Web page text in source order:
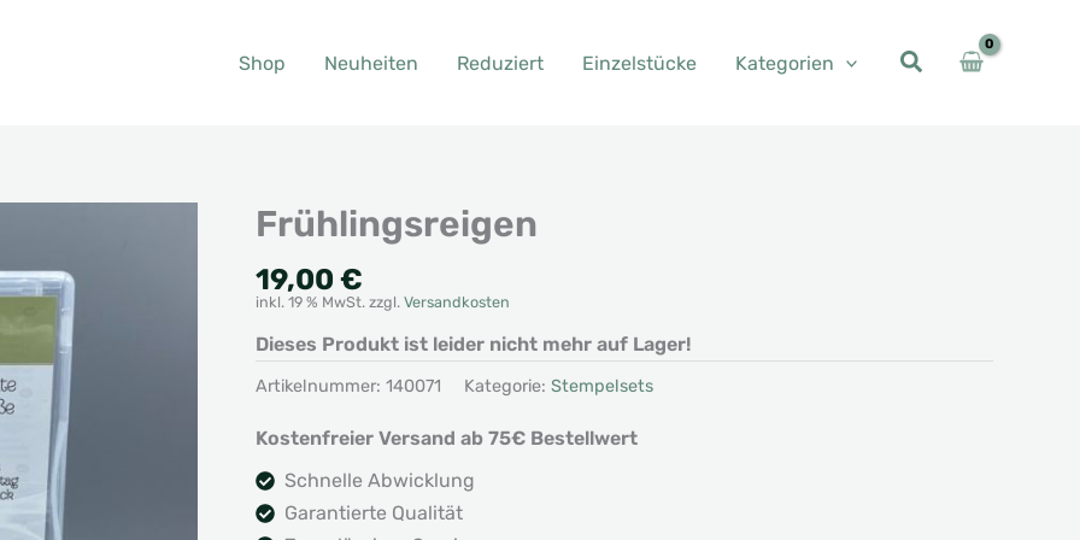
Shop Neuheiten Reduziert Einzelstücke Kategorien
Frühlingsreigen
19,00 €
inkl. 19 % MwSt. zzgl. Versandkosten
Dieses Produkt ist leider nicht mehr auf Lager!
Artikelnummer: 140071 Kategorie: Stempelsets
Kostenfreier Versand ab 75€ Bestellwert
Schnelle Abwicklung
Garantierte Qualität